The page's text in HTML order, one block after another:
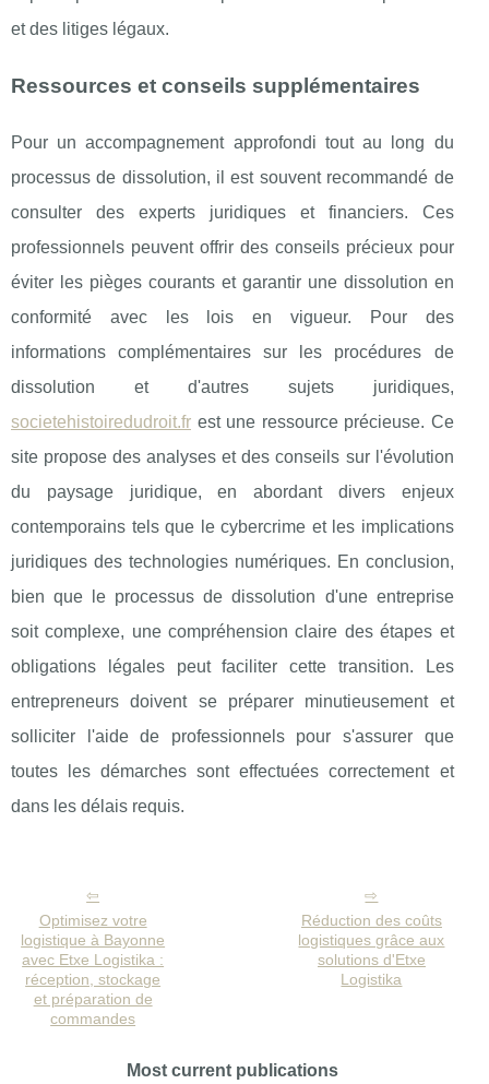
et des litiges légaux.
Ressources et conseils supplémentaires
Pour un accompagnement approfondi tout au long du
processus de dissolution, il est souvent recommandé de
consulter des experts juridiques et financiers. Ces
professionnels peuvent offrir des conseils précieux pour
éviter les pièges courants et garantir une dissolution en
conformité avec les lois en vigueur. Pour des
informations complémentaires sur les procédures de
dissolution et d'autres sujets juridiques,
societehistoiredudroit.fr est une ressource précieuse. Ce
site propose des analyses et des conseils sur l'évolution
du paysage juridique, en abordant divers enjeux
contemporains tels que le cybercrime et les implications
juridiques des technologies numériques. En conclusion,
bien que le processus de dissolution d'une entreprise
soit complexe, une compréhension claire des étapes et
obligations légales peut faciliter cette transition. Les
entrepreneurs doivent se préparer minutieusement et
solliciter l'aide de professionnels pour s'assurer que
toutes les démarches sont effectuées correctement et
dans les délais requis.
Optimisez votre
logistique à Bayonne
avec Etxe Logistika :
réception, stockage
et préparation de
commandes
Réduction des coûts
logistiques grâce aux
solutions d'Etxe
Logistika
Most current publications